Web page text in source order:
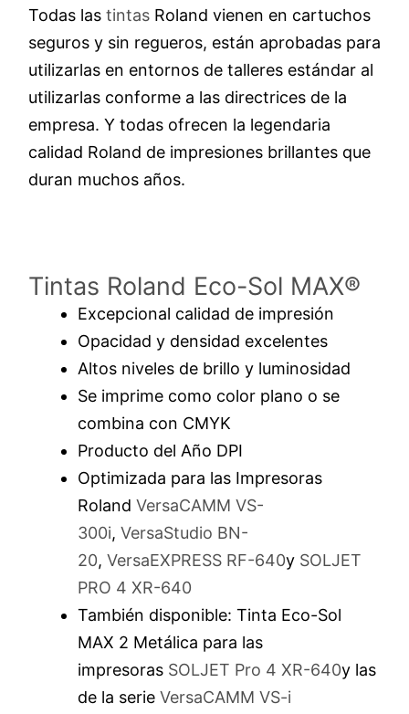
Todas las tintas Roland vienen en cartuchos
seguros y sin regueros, están aprobadas para
utilizarlas en entornos de talleres estándar al
utilizarlas conforme a las directrices de la
empresa. Y todas ofrecen la legendaria
calidad Roland de impresiones brillantes que
duran muchos años.
Tintas Roland Eco-Sol MAX®
Excepcional calidad de impresión
Opacidad y densidad excelentes
Altos niveles de brillo y luminosidad
Se imprime como color plano o se
combina con CMYK
Producto del Año DPI
Optimizada para las Impresoras
Roland VersaCAMM VS-
300i, VersaStudio BN-
20, VersaEXPRESS RF-640y SOLJET
PRO 4 XR-640
También disponible: Tinta Eco-Sol
MAX 2 Metálica para las
impresoras SOLJET Pro 4 XR-640y las
de la serie VersaCAMM VS-i